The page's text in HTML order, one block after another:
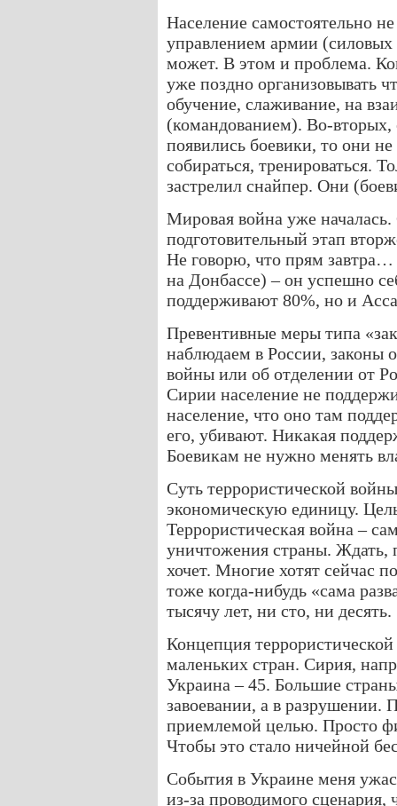
Население самостоятельно
управлением армии (силовых
может. В этом и проблема.
уже поздно организовывать
обучение, слаживание, на
(командованием). Во-вторых,
появились боевики, то они
собираться, тренироваться.
застрелил снайпер. Они
Мировая война уже
подготовительный этап
Не говорю, что прям завтра…
на Донбассе) – он успешно
поддерживают 80%, но и
Превентивные меры типа
наблюдаем в России, законы
войны или об отделении от
Сирии население не
население, что оно там
его, убивают. Никакая
Боевикам не нужно менять
Суть террористической
экономическую единицу.
Террористическая война –
уничтожения страны. Ждать,
хочет. Многие хотят сейчас
тоже когда-нибудь «сама
тысячу лет, ни сто, ни десять.
Концепция
маленьких стран. Сирия,
Украина – 45. Большие
завоевании, а в разрушении.
приемлемой целью. Просто
Чтобы это стало ничейной
События в Украине меня
из-за проводимого